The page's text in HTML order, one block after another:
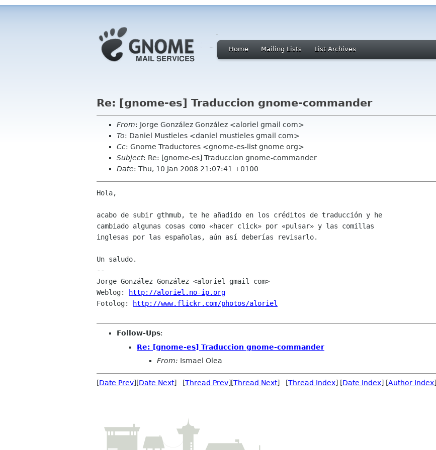
Home Mailing Lists List Archives
Re: [gnome-es] Traduccion gnome-commander
From: Jorge González González <aloriel gmail com>
To: Daniel Mustieles <daniel mustieles gmail com>
Cc: Gnome Traductores <gnome-es-list gnome org>
Subject: Re: [gnome-es] Traduccion gnome-commander
Date: Thu, 10 Jan 2008 21:07:41 +0100
Hola,
acabo de subir gthmub, te he añadido en los créditos de traducción y he
cambiado algunas cosas como «hacer click» por «pulsar» y las comillas
inglesas por las españolas, aún así deberías revisarlo.
Un saludo.
--
Jorge González González <aloriel gmail com>
Weblog:
http://aloriel.no-ip.org
Fotolog:
http://www.flickr.com/photos/aloriel
Follow-Ups:
Re: [gnome-es] Traduccion gnome-commander
From: Ismael Olea
[Date Prev][Date Next] [Thread Prev][Thread Next] [Thread Index] [Date Index] [Author Index]